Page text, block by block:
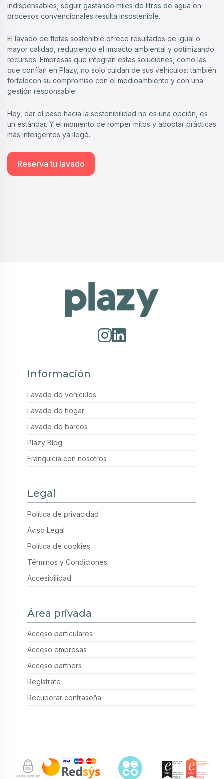
indispensables, seguir gastando miles de litros de agua en
procesos convencionales resulta insostenible.
El lavado de flotas sostenible ofrece resultados de igual o
mayor calidad, reduciendo el impacto ambiental y optimizando
recursos. Empresas que integran estas soluciones, como las
que confían en Plazy, no solo cuidan de sus vehículos: también
fortalecen su compromiso con el medioambiente y con una
gestión responsable.
Hoy, dar el paso hacia la sostenibilidad no es una opción, es
un estándar. Y el momento de romper mitos y adoptar prácticas
más inteligentes ya llegó.
Reserva tu lavado
Información
Lavado de vehículos
Lavado de hogar
Lavado de barcos
Plazy Blog
Franquicia con nosotros
Legal
Política de privacidad
Aviso Legal
Política de cookies
Términos y Condiciones
Accesibilidad
Área privada
Acceso particulares
Acceso empresas
Acceso partners
Regístrate
Recuperar contraseña